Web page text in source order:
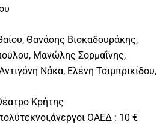
Θανάσης Βισκαδουράκης,
Μανώλης Σορμαΐνης,
Νάκα, Ελένη Τσιμπρικίδου,
Κρήτης
ΟΑΕΔ : 10 €